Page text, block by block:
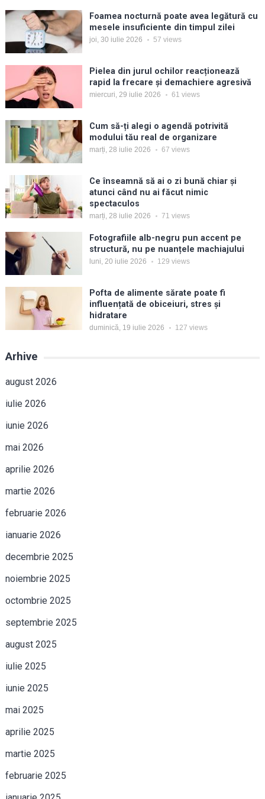
Foamea nocturnă poate avea legătură cu
mesele insuficiente din timpul zilei
joi, 30 iulie 2026 57 views
Pielea din jurul ochilor reacționează
rapid la frecare și demachiere agresivă
miercuri, 29 iulie 2026 61 views
Cum să-ți alegi o agendă potrivită
modului tău real de organizare
marți, 28 iulie 2026 67 views
Ce înseamnă să ai o zi bună chiar și
atunci când nu ai făcut nimic
spectaculos
marți, 28 iulie 2026 71 views
Fotografiile alb-negru pun accent pe
structură, nu pe nuanțele machiajului
luni, 20 iulie 2026 129 views
Pofta de alimente sărate poate fi
influențată de obiceiuri, stres și
hidratare
duminică, 19 iulie 2026 127 views
Arhive
august 2026
iulie 2026
iunie 2026
mai 2026
aprilie 2026
martie 2026
februarie 2026
ianuarie 2026
decembrie 2025
noiembrie 2025
octombrie 2025
septembrie 2025
august 2025
iulie 2025
iunie 2025
mai 2025
aprilie 2025
martie 2025
februarie 2025